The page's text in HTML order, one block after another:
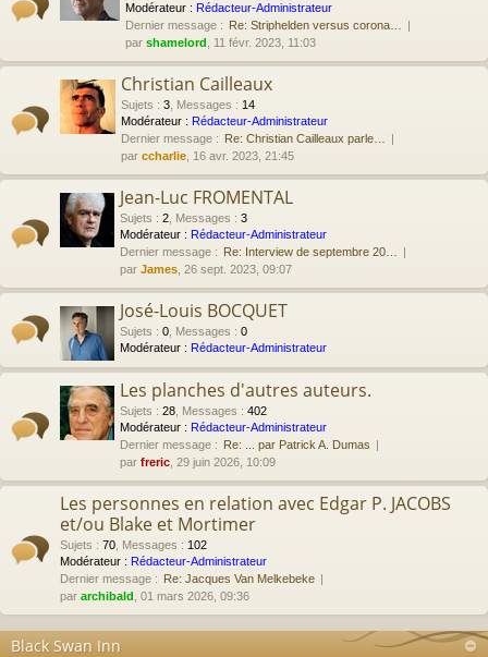
Modérateur : Rédacteur-Administrateur
Dernier message : Re: Striphelden versus corona…
par shamelord , 11 févr. 2023, 11:03
Christian Cailleaux
Sujets : 3 Messages : 14
Modérateur : Rédacteur-Administrateur
Dernier message : Re: Christian Cailleaux parle…
par ccharlie , 16 avr. 2023, 21:45
Jean-Luc FROMENTAL
Sujets : 2 Messages : 3
Modérateur : Rédacteur-Administrateur
Dernier message : Re: Interview de septembre 20…
par James , 26 sept. 2023, 09:07
José-Louis BOCQUET
Sujets : 0 Messages : 0
Modérateur : Rédacteur-Administrateur
Les planches d'autres auteurs.
Sujets : 28 Messages : 402
Modérateur : Rédacteur-Administrateur
Dernier message : Re: ... par Patrick A. Dumas
par freric , 29 juin 2026, 10:09
Les personnes en relation avec Edgar P. JACOBS
et/ou Blake et Mortimer
Sujets : 70 Messages : 102
Modérateur : Rédacteur-Administrateur
Dernier message : Re: Jacques Van Melkebeke
par archibald , 01 mars 2026, 09:36
Black Swan Inn